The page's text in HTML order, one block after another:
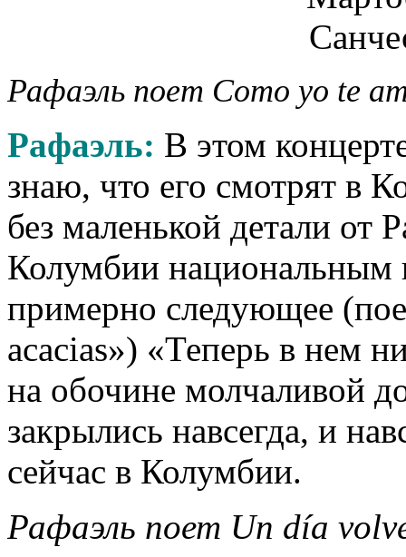
Рафаэль поет Como yo te
Рафаэль: В этом
знаю, что его смотрят в
без маленькой детали от
Колумбии национальным
примерно следующее
acacias») «Теперь в нем
на обочине молчаливой
закрылись навсегда, и
сейчас в Колумбии.
Рафаэль поет Un día